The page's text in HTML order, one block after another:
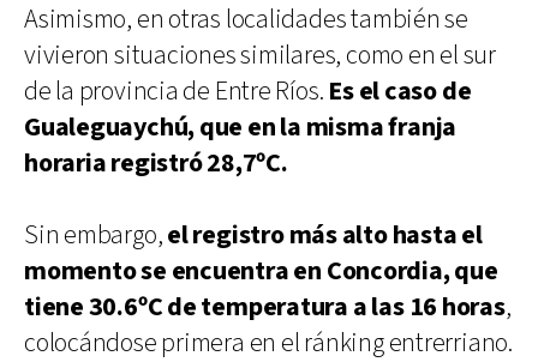
Asimismo, en otras localidades también se
vivieron situaciones similares, como en el sur
de la provincia de Entre Ríos. Es el caso de
Gualeguaychú, que en la misma franja
horaria registró 28,7ºC.
Sin embargo,el registro más alto hasta el
momento se encuentra en Concordia, que
tiene 30.6ºC de temperatura a las 16 horas,
colocándose primera en el ránking entrerriano.